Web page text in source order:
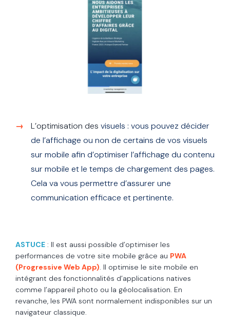
L’optimisation des visuels : vous pouvez décider
de l’affichage ou non de certains de vos visuels
sur mobile afin d’optimiser l’affichage du contenu
sur mobile et le temps de chargement des pages.
Cela va vous permettre d’assurer une
communication efficace et pertinente.
ASTUCE : Il est aussi possible d’optimiser les
performances de votre site mobile grâce au PWA
(Progressive Web App) . Il optimise le site mobile en
intégrant des fonctionnalités d’applications natives
comme l’appareil photo ou la géolocalisation. En
revanche, les PWA sont normalement indisponibles sur un
navigateur classique.